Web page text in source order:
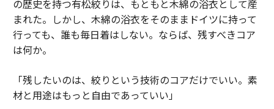
の歴史を持つ有松絞りは、もともと木綿の浴衣として産
まれた。しかし、木綿の浴衣をそのままドイツに持って
行っても、誰も毎日着はしない。ならば、残すべきコア
は何か。
「残したいのは、絞りという技術のコアだけでいい。素
材と用途はもっと自由であっていい」